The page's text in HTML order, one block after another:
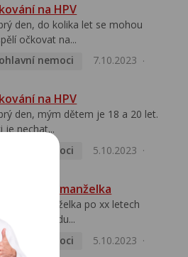
na HPV
den, do kolika let se mohou
očkovat na...
nemoci
7.10.2023
na HPV
den, mým dětem je 18 a 20 let.
je nechat...
Pohlavní nemoci
5.10.2023
pozitivní manželka
den, manželka po xx letech
z Východu...
nemoci
5.10.2023